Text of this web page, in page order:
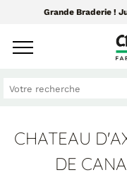
Grande Braderie !
CANAPÉS ET
MEUBLES ET
CHATEAU
DE